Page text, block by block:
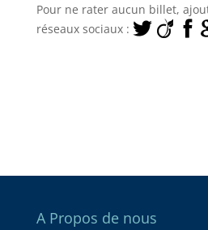
Pour ne rater aucun billet,
réseaux sociaux :
A Propos de nous